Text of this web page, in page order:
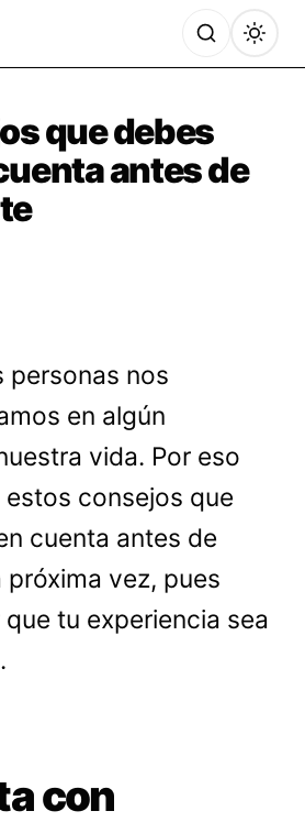
que debes
antes de
personas nos
en algún
vida. Por eso
consejos que
cuenta antes de
vez, pues
tu experiencia sea
con